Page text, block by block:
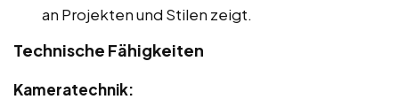
an Projekten und Stilen zeigt.
Technische Fähigkeiten
Kameratechnik: